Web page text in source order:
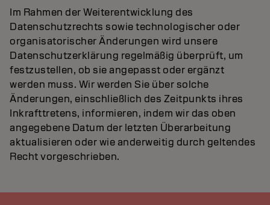
Im Rahmen der Weiterentwicklung des
Datenschutzrechts sowie technologischer oder
organisatorischer Änderungen wird unsere
Datenschutzerklärung regelmäßig überprüft, um
festzustellen, ob sie angepasst oder ergänzt
werden muss. Wir werden Sie über solche
Änderungen, einschließlich des Zeitpunkts ihres
Inkrafttretens, informieren, indem wir das oben
angegebene Datum der letzten Überarbeitung
aktualisieren oder wie anderweitig durch geltendes
Recht vorgeschrieben.